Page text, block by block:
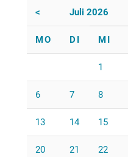
< Juli 2026
MO DI MI
1
6 7 8
13 14 15
20 21 22